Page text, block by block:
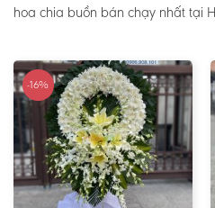
hoa chia buồn bán chạy nhất tại
-16%